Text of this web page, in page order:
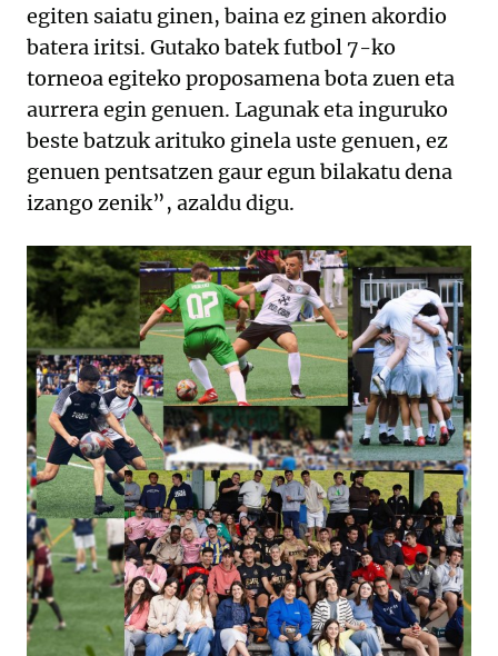
egiten saiatu ginen, baina ez ginen akordio
batera iritsi. Gutako batek futbol 7-ko
torneoa egiteko proposamena bota zuen eta
aurrera egin genuen. Lagunak eta inguruko
beste batzuk arituko ginela uste genuen, ez
genuen pentsatzen gaur egun bilakatu dena
izango zenik”, azaldu digu.